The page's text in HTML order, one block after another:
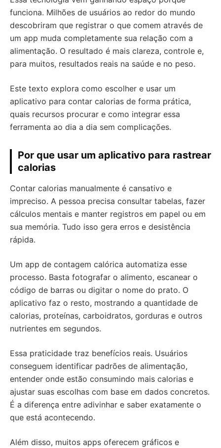
funciona. Milhões de usuários ao redor do mundo
descobriram que registrar o que comem através de
um app muda completamente sua relação com a
alimentação. O resultado é mais clareza, controle e,
para muitos, resultados reais na saúde e no peso.
Este texto explora como escolher e usar um
aplicativo para contar calorias de forma prática,
quais recursos procurar e como integrar essa
ferramenta ao dia a dia sem complicações.
Por que usar um aplicativo para rastrear
calorias
Contar calorias manualmente é cansativo e
impreciso. A pessoa precisa consultar tabelas, fazer
cálculos mentais e manter registros em papel ou em
sua memória. Tudo isso gera erros e desistência
rápida.
Um app de contagem calórica automatiza esse
processo. Basta fotografar o alimento, escanear o
código de barras ou digitar o nome do prato. O
aplicativo faz o resto, mostrando a quantidade de
calorias, proteínas, carboidratos, gorduras e outros
nutrientes em segundos.
Essa praticidade traz benefícios reais. Usuários
conseguem identificar padrões de alimentação,
entender onde estão consumindo mais calorias e
ajustar suas escolhas com base em dados concretos.
É a diferença entre adivinhar e saber exatamente o
que está acontecendo.
Além disso, muitos apps oferecem gráficos e